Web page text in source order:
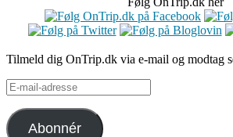
Tilmeld dig OnTrip.dk via e-mail og modtag
E-
mail-
adresse
Abonnér